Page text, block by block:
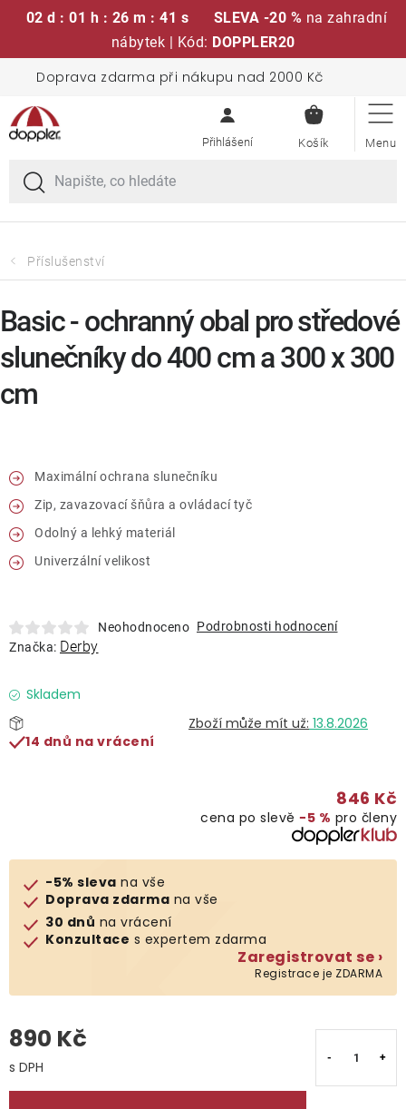
02 d : 01 h : 26 m : 40 s SLEVA -20 % na zahradní
nábytek | Kód: DOPPLER20
obsah
Doprava zdarma při nákupu nad 2000 Kč
KOŠÍK
Sedací soupravy
Slunečníky
Křesla a židle
Lavice a houpačky
Doplňky
Deštníky
Kolekce
Prodávané značky
Klub výhod
Kontakty
Příslušenství
Maximální ochrana slunečníku
Zip, zavazovací šňůra a ovládací tyč
Odolný a lehký materiál
Univerzální velikost
Neohodnoceno Podrobnosti hodnocení
Značka: Derby
Skladem
13.8.2026
14 dnů na vrácení
846 Kč
cena po slevě −5 % pro členy
-5% sleva na vše
Doprava zdarma na vše
30 dnů na vrácení
Konzultace s expertem zdarma
Zaregistrovat se ›
Registrace je ZDARMA
890 Kč
Basic - ochranný obal pro středové
slunečníky do 400 cm a 300 x 300
cm